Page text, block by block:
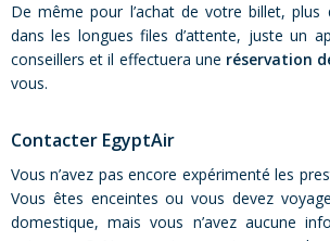
De même pour l’achat de votre billet, plus
dans les longues files d’attente, juste un
conseillers et il effectuera une réservation
vous.
Contacter EgyptAir
Vous n’avez pas encore expérimenté les
Vous êtes enceintes ou vous devez
domestique, mais vous n’avez aucune